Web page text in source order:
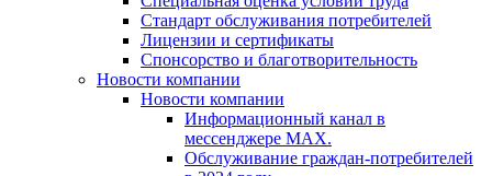
Стандарт обслуживания потребителей
Лицензии и сертификаты
Спонсорство и благотворительность
Новости компании
Новости компании
Информационный канал в
мессенджере MAX.
Обслуживание граждан-потребителей